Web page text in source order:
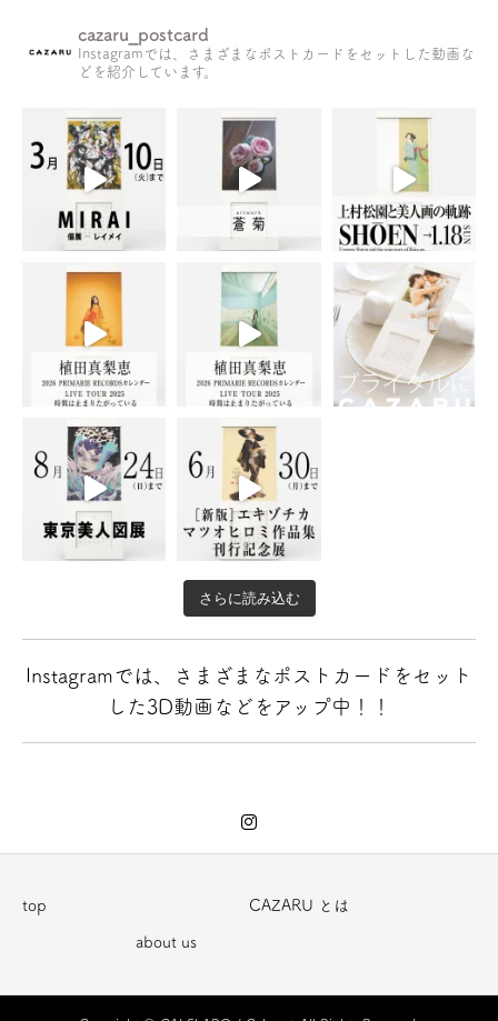
cazaru_postcard
Instagramでは、さまざまなポストカードをセットした動画な
どを紹介しています。
さらに読み込む
Instagramでは、さまざまなポストカードをセット
した3D動画などをアップ中！！
top CAZARU とは
about us